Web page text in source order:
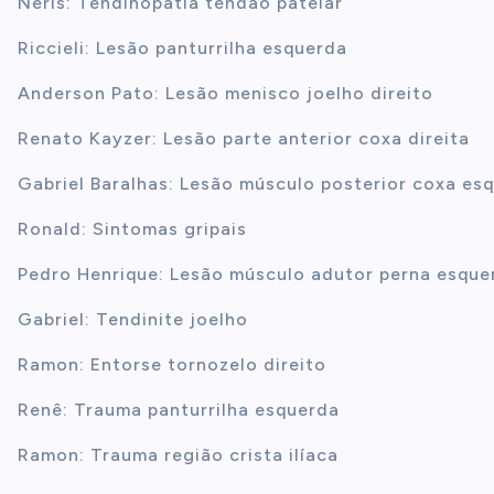
Riccieli: Lesão panturrilha esquerda
Anderson Pato: Lesão menisco joelho direito
Renato Kayzer: Lesão parte anterior coxa direita
Gabriel Baralhas: Lesão músculo posterior coxa
Ronald: Sintomas gripais
Pedro Henrique: Lesão músculo adutor perna
Gabriel: Tendinite joelho
Ramon: Entorse tornozelo direito
Renê: Trauma panturrilha esquerda
Ramon: Trauma região crista ilíaca